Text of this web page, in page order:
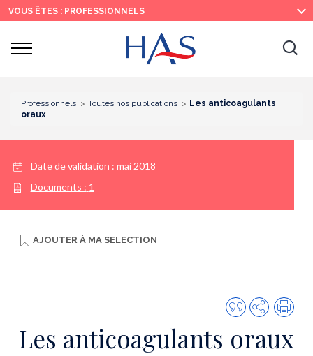
Recherche
Menu
principal
Contenu
principal
VOUS ÊTES : PROFESSIONNELS
Ouvrir
Professionnels Toutes nos publications
Les anticoagulants
oraux
Date de validation : mai 2018
Documents : 1
AJOUTER À MA SELECTION
Citer
cette
publication
Partager
Les anticoagulants oraux